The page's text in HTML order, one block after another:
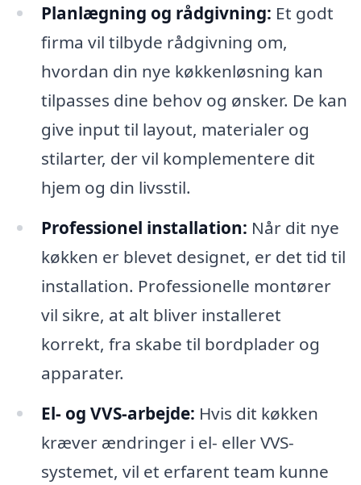
Planlægning og rådgivning: Et godt
firma vil tilbyde rådgivning om,
hvordan din nye køkkenløsning kan
tilpasses dine behov og ønsker. De kan
give input til layout, materialer og
stilarter, der vil komplementere dit
hjem og din livsstil.
Professionel installation: Når dit nye
køkken er blevet designet, er det tid til
installation. Professionelle montører
vil sikre, at alt bliver installeret
korrekt, fra skabe til bordplader og
apparater.
El- og VVS-arbejde: Hvis dit køkken
kræver ændringer i el- eller VVS-
systemet, vil et erfarent team kunne